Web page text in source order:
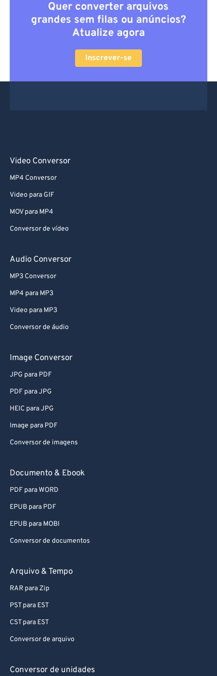
Quer converter arquivos
grandes sem filas ou anúncios?
Atualize agora
Inscrever-se
Video Conversor
MP4 Conversor
Video para GIF
MOV para MP4
Conversor de vídeo
Audio Conversor
MP3 Conversor
MP4 para MP3
Video para MP3
Conversor de áudio
Image Conversor
JPG para PDF
PDF para JPG
HEIC para JPG
Image para PDF
Conversor de imagens
Documento & Ebook
PDF para WORD
EPUB para PDF
EPUB para MOBI
Conversor de documentos
Arquivo & Tempo
RAR para Zip
PST para EST
CST para EST
Conversor de arquivo
Conversor de unidades